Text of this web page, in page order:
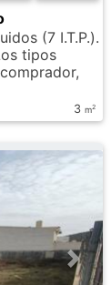
(7 I.T.P.).
tipos
3 m2